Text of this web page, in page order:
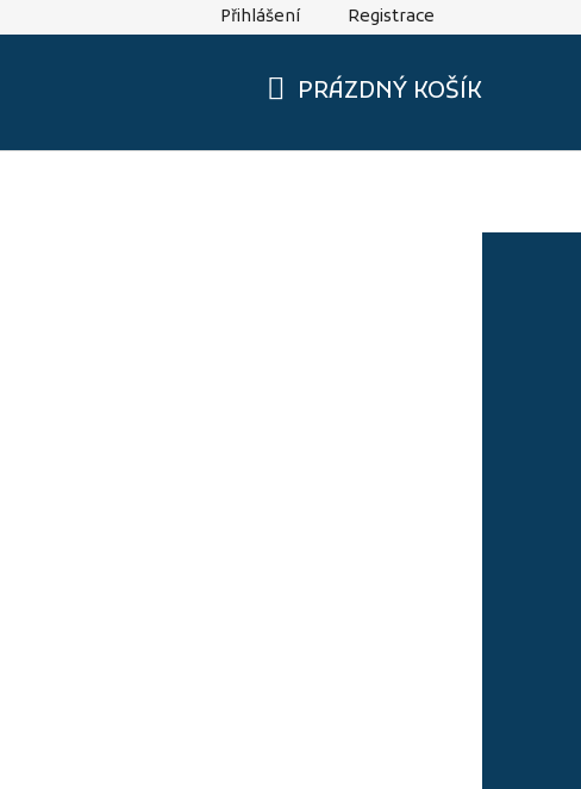
Přihlášení Registrace
PRÁZDNÝ KOŠÍK